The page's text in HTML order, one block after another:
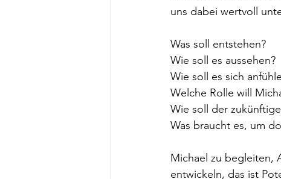
uns dabei wertvoll
Was soll entstehen?
Wie soll es aussehen?
Wie soll es sich
Welche Rolle will
Wie soll der
Was braucht es, um
Michael zu begleiten,
entwickeln, das ist